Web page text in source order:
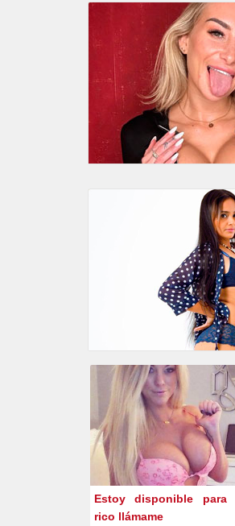
Estoy disponible para
rico llámame